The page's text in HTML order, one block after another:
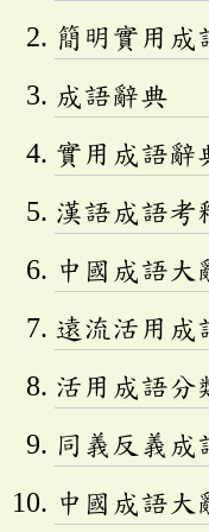
簡明實用成
成語辭典
實用成語辭
漢語成語考
中國成語大
遠流活用成
活用成語分
同義反義成
中國成語大